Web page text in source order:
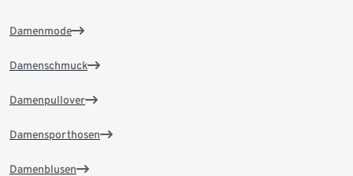
Damenmode
Damenschmuck
Damenpullover
Damensporthosen
Damenblusen